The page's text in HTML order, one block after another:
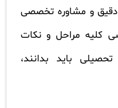
دقیق و مشاوره تخصصی
کلیه مراحل و نکات
باید بدانند،